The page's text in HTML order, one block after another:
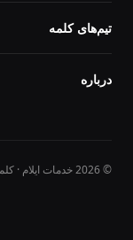
تیم‌های کلمه
درباره
© 2026 خدمات ایلام · کلمه